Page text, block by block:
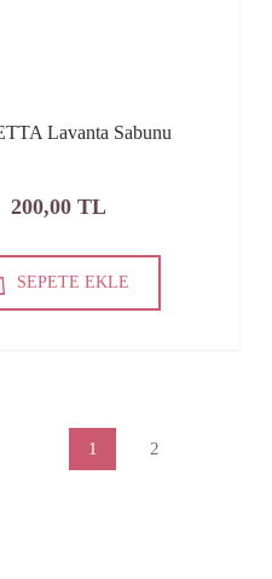
Lavanta Sabunu
200,00 TL
SEPETE EKLE
1 2